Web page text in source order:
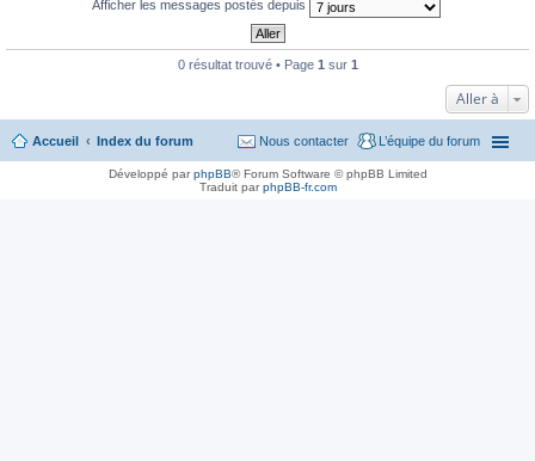
Afficher les messages postés depuis
0 résultat trouvé • Page 1 sur 1
Aller à
Accueil Index du forum L’équipe du forum
Nous contacter
Développé parphpBB® Forum Software © phpBB Limited
Traduit parphpBB-fr.com